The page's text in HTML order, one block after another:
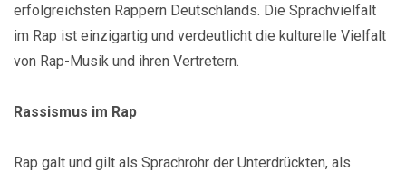
erfolgreichsten Rappern Deutschlands. Die Sprachvielfalt
im Rap ist einzigartig und verdeutlicht die kulturelle Vielfalt
von Rap-Musik und ihren Vertretern.
Rassismus im Rap
Rap galt und gilt als Sprachrohr der Unterdrückten, als